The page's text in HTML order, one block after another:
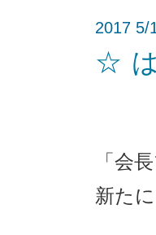
2017 5/
☆
「会
新た